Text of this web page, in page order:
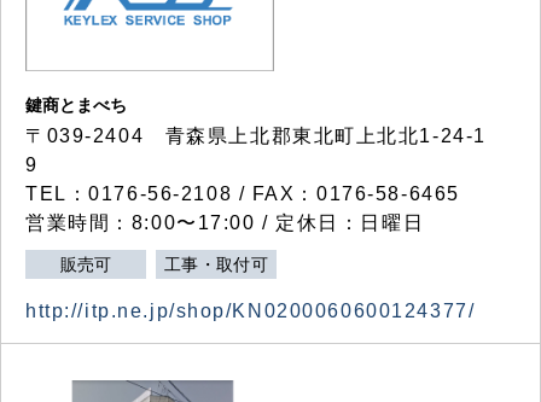
鍵商とまべち
〒039-2404 青森県上北郡東北町上北北1-24-1
9
TEL：0176-56-2108 / FAX：0176-58-6465
営業時間：8:00〜17:00 / 定休日：日曜日
販売可 工事・取付可
http://itp.ne.jp/shop/KN0200060600124377/